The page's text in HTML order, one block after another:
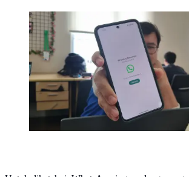
Lindungi Foto Profil Pengguna!
Fitur Privasi Baru. (Liputan6.com /
Damar)